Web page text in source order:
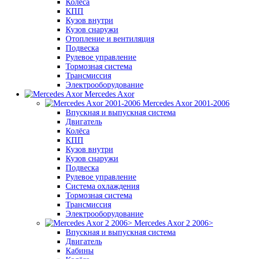
Колёса
КПП
Кузов внутри
Кузов снаружи
Отопление и вентиляция
Подвеска
Рулевое управление
Тормозная система
Трансмиссия
Электрооборудование
Mercedes Axor
Mercedes Axor 2001-2006
Впускная и выпускная система
Двигатель
Колёса
КПП
Кузов внутри
Кузов снаружи
Подвеска
Рулевое управление
Система охлаждения
Тормозная система
Трансмиссия
Электрооборудование
Mercedes Axor 2 2006>
Впускная и выпускная система
Двигатель
Кабины